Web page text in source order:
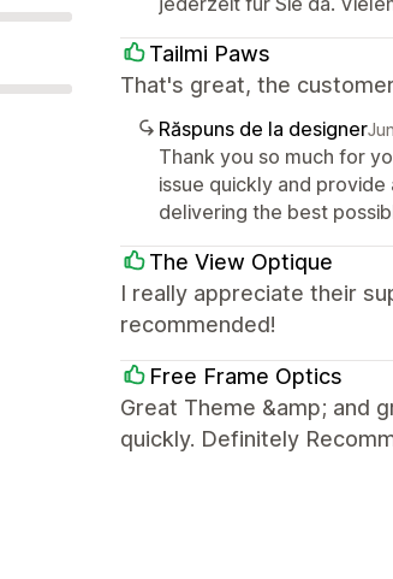
Tailmi Paws
That's great, the
Răspuns de la designer
Thank you so much for
issue quickly and
delivering the best
The View Optique
I really appreciate their
recommended!
Free Frame Optics
Great Theme &amp; and
quickly. Definitely